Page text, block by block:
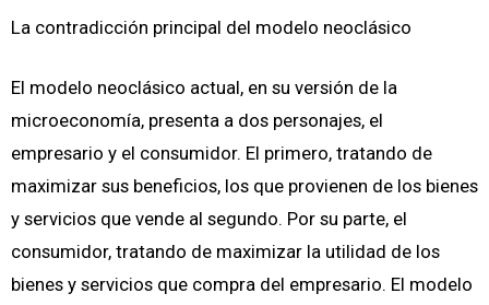
La contradicción principal del modelo neoclásico
El modelo neoclásico actual, en su versión de la
microeconomía, presenta a dos personajes, el
empresario y el consumidor. El primero, tratando de
maximizar sus beneficios, los que provienen de los bienes
y servicios que vende al segundo. Por su parte, el
consumidor, tratando de maximizar la utilidad de los
bienes y servicios que compra del empresario. El modelo